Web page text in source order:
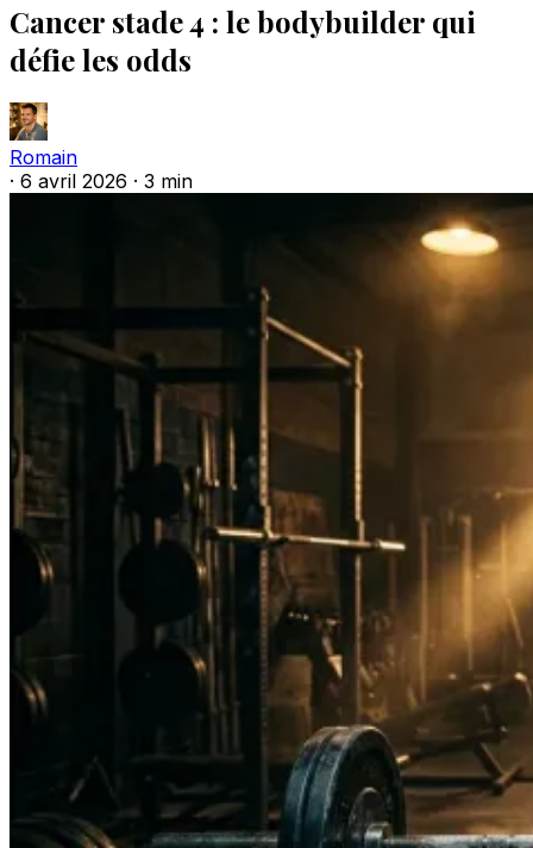
Cancer stade 4 : le bodybuilder qui
défie les odds
Romain
· 6 avril 2026 · 3 min